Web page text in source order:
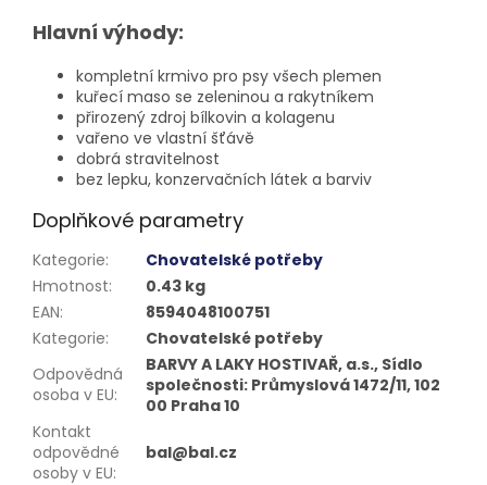
Hlavní výhody:
kompletní krmivo pro psy všech plemen
kuřecí maso se zeleninou a rakytníkem
přirozený zdroj bílkovin a kolagenu
vařeno ve vlastní šťávě
dobrá stravitelnost
bez lepku, konzervačních látek a barviv
Doplňkové parametry
Kategorie:
Chovatelské potřeby
Hmotnost:
0.43 kg
EAN:
8594048100751
Kategorie:
Chovatelské potřeby
Odpovědná
osoba v EU:
BARVY A LAKY HOSTIVAŘ, a.s., Sídlo
společnosti: Průmyslová 1472/11, 102
00 Praha 10
Kontakt
odpovědné
osoby v EU:
bal@bal.cz